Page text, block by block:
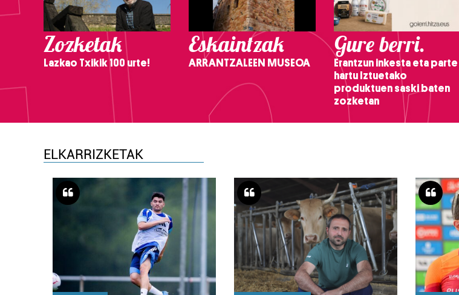
Zozketak
Lazkao Txikik 100 urte!
Eskaintzak
ARRANTZALEEN MUSEOA
Gure berri.
Erantzun inkesta eta parte
hartu Iztuetako
produktuen saski baten
zozketan
ELKARRIZKETAK